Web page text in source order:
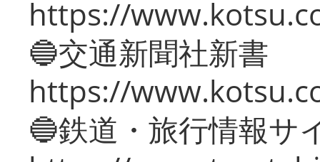
https://
🔵交通新聞社新書
https://
🔵鉄道・旅行情報サ